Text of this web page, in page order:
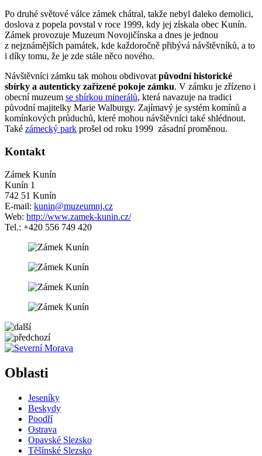
Po druhé světové válce zámek chátral, takže nebyl daleko demolici,
doslova z popela povstal v roce 1999, kdy jej získala obec Kunín.
Zámek provozuje Muzeum Novojičínska a dnes je jednou
z nejznámějších památek, kde každoročně přibývá návštěvníků, a to
i díky tomu, že je zde stále něco nového.
Návštěvníci zámku tak mohou obdivovatpůvodní historické
sbírky a autenticky zařízené pokoje zámku. V zámku je zřízeno i
obecní muzeum se sbírkou minerálů, která navazuje na tradici
původní majitelky Marie Walburgy. Zajímavý je systém komínů a
komínkových průduchů, které mohou návštěvníci také shlédnout.
Také zámecký park prošel od roku 1999 zásadní proměnou.
Kontakt
Zámek Kunín
Kunín 1
742 51 Kunín
E-mail: kunin@muzeumnj.cz
Web: http://www.zamek-kunin.cz/
Tel.: +420 556 749 420
−
5 km
Oblasti
Jeseníky
Beskydy
Poodří
Ostrava
Opavské Slezsko
Těšínské Slezsko